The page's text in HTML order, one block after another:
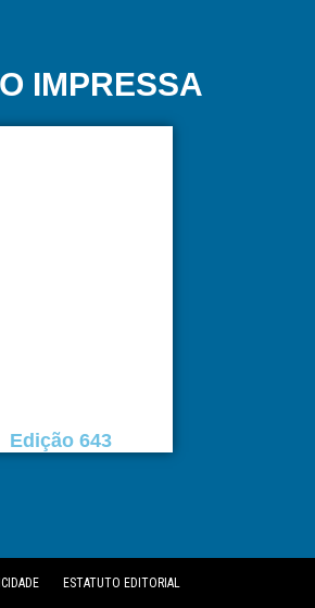
IMPRESSA
Edição 643
ESTATUTO EDITORIAL